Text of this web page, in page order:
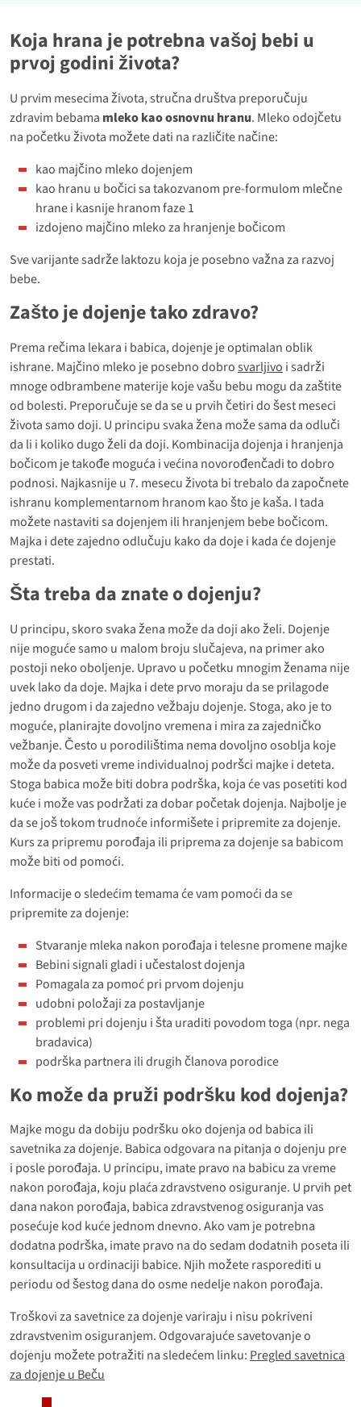
Koja hrana je potrebna vašoj bebi u
prvoj godini života?
U prvim mesecima života, stručna društva preporučuju
zdravim bebama mleko kao osnovnu hranu. Mleko odojčetu
na početku života možete dati na različite načine:
kao majčino mleko dojenjem
kao hranu u bočici sa takozvanom pre-formulom mlečne
hrane i kasnije hranom faze 1
izdojeno majčino mleko za hranjenje bočicom
Sve varijante sadrže laktozu koja je posebno važna za razvoj
bebe.
Zašto je dojenje tako zdravo?
Prema rečima lekara i babica, dojenje je optimalan oblik
ishrane. Majčino mleko je posebno dobrosvarljivo i sadrži
mnoge odbrambene materije koje vašu bebu mogu da zaštite
od bolesti. Preporučuje se da se u prvih četiri do šest meseci
života samo doji. U principu svaka žena može sama da odluči
da li i koliko dugo želi da doji. Kombinacija dojenja i hranjenja
bočicom je takođe moguća i većina novorođenčadi to dobro
podnosi. Najkasnije u 7. mesecu života bi trebalo da započnete
ishranu komplementarnom hranom kao što je kaša. I tada
možete nastaviti sa dojenjem ili hranjenjem bebe bočicom.
Majka i dete zajedno odlučuju kako da doje i kada će dojenje
prestati.
Šta treba da znate o dojenju?
U principu, skoro svaka žena može da doji ako želi. Dojenje
nije moguće samo u malom broju slučajeva, na primer ako
postoji neko oboljenje. Upravo u početku mnogim ženama nije
uvek lako da doje. Majka i dete prvo moraju da se prilagode
jedno drugom i da zajedno vežbaju dojenje. Stoga, ako je to
moguće, planirajte dovoljno vremena i mira za zajedničko
vežbanje. Često u porodilištima nema dovoljno osoblja koje
može da posveti vreme individualnoj podršci majke i deteta.
Stoga babica može biti dobra podrška, koja će vas posetiti kod
kuće i može vas podržati za dobar početak dojenja. Najbolje je
da se još tokom trudnoće informišete i pripremite za dojenje.
Kurs za pripremu porođaja ili priprema za dojenje sa babicom
može biti od pomoći.
Informacije o sledećim temama će vam pomoći da se
pripremite za dojenje:
Stvaranje mleka nakon porođaja i telesne promene majke
Bebini signali gladi i učestalost dojenja
Pomagala za pomoć pri prvom dojenju
udobni položaji za postavljanje
problemi pri dojenju i šta uraditi povodom toga (npr. nega
bradavica)
podrška partnera ili drugih članova porodice
Ko može da pruži podršku kod dojenja?
Majke mogu da dobiju podršku oko dojenja od babica ili
savetnika za dojenje. Babica odgovara na pitanja o dojenju pre
i posle porođaja. U principu, imate pravo na babicu za vreme
nakon porođaja, koju plaća zdravstveno osiguranje. U prvih pet
dana nakon porođaja, babica zdravstvenog osiguranja vas
posećuje kod kuće jednom dnevno. Ako vam je potrebna
dodatna podrška, imate pravo na do sedam dodatnih poseta ili
konsultacija u ordinaciji babice. Njih možete rasporediti u
periodu od šestog dana do osme nedelje nakon porođaja.
Troškovi za savetnice za dojenje variraju i nisu pokriveni
zdravstvenim osiguranjem. Odgovarajuće savetovanje o
dojenju možete potražiti na sledećem linku: Pregled savetnica
za dojenje u Beču